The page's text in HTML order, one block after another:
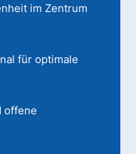
im Zentrum
für optimale
offene